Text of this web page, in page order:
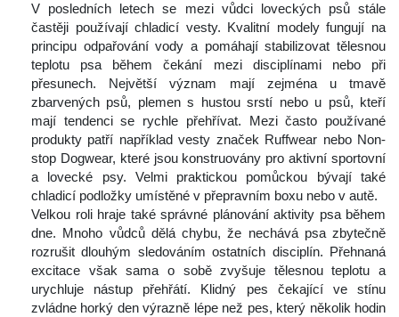
V posledních letech se mezi vůdci loveckých psů stále
častěji používají chladicí vesty. Kvalitní modely fungují na
principu odpařování vody a pomáhají stabilizovat tělesnou
teplotu psa během čekání mezi disciplínami nebo při
přesunech. Největší význam mají zejména u tmavě
zbarvených psů, plemen s hustou srstí nebo u psů, kteří
mají tendenci se rychle přehřívat. Mezi často používané
produkty patří například vesty značek Ruffwear nebo Non-
top Dogwear, které jsou konstruovány pro aktivní sportovní
a lovecké psy. Velmi praktickou pomůckou bývají také
chladicí podložky umístěné v přepravním boxu nebo v autě.
Velkou roli hraje také správné plánování aktivity psa během
dne. Mnoho vůdců dělá chybu, že nechává psa zbytečně
rozrušit dlouhým sledováním ostatních disciplín. Přehnaná
excitace však sama o sobě zvyšuje tělesnou teplotu a
urychluje nástup přehřátí. Klidný pes čekající ve stínu
zvládne horký den výrazně lépe než pes, který několik hodin